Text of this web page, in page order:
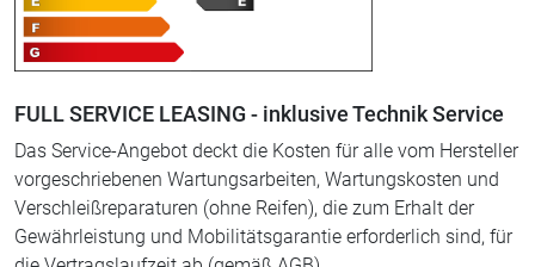
FULL SERVICE LEASING - inklusive Technik Service
Das Service-Angebot deckt die Kosten für alle vom Hersteller
vorgeschriebenen Wartungsarbeiten, Wartungskosten und
Verschleißreparaturen (ohne Reifen), die zum Erhalt der
Gewährleistung und Mobilitätsgarantie erforderlich sind, für